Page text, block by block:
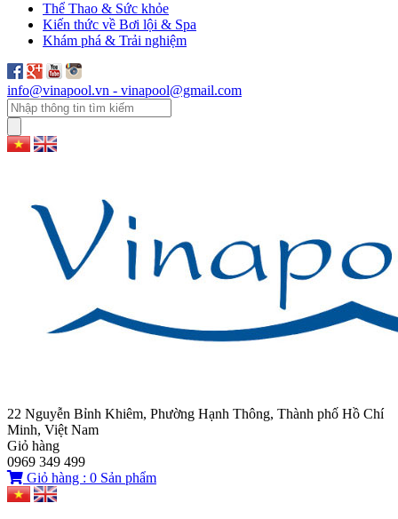
Thể Thao & Sức khỏe
Kiến thức về Bơi lội & Spa
Khám phá & Trải nghiệm
info@vinapool.vn - vinapool@gmail.com
22 Nguyễn Bỉnh Khiêm, Phường Hạnh Thông, Thành phố Hồ Chí
Minh, Việt Nam
Giỏ hàng
0969 349 499
Giỏ hàng : 0 Sản phẩm